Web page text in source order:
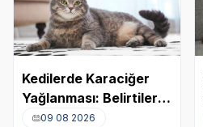
Kedilerde Karaciğer
Yağlanması: Belirtileri,
Nedenleri ve Tedavisi
09 08 2026